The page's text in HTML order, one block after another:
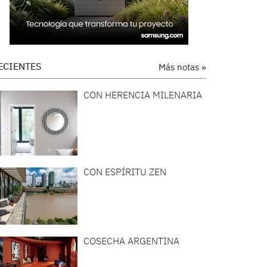
Más notas »
CON HERENCIA MILENARIA
CON ESPÍRITU ZEN
COSECHA ARGENTINA